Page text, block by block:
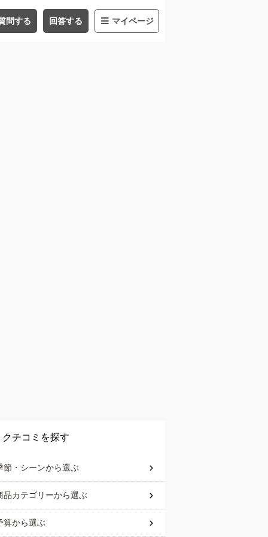
問する 回答する マイページ
クチコミを探す
節・シーンから選ぶ
品カテゴリーから選ぶ
算から選ぶ